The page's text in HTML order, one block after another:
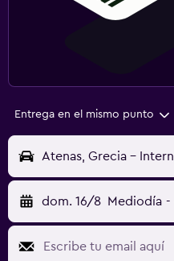
Entrega en el mismo punto
dom. 16/8 Mediodía -